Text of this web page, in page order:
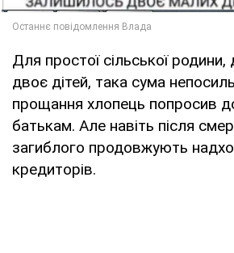
Для простої сільської
двоє дітей, така сума
прощання хлопець попросив
батькам. Але навіть після
загиблого продовжують
кредиторів.